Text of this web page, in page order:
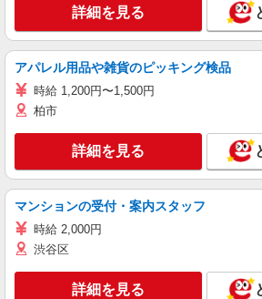
詳細を見る
アパレル用品や雑貨のピッキング検品
時給 1,200円〜1,500円
柏市
詳細を見る
マンションの受付・案内スタッフ
時給 2,000円
渋谷区
詳細を見る